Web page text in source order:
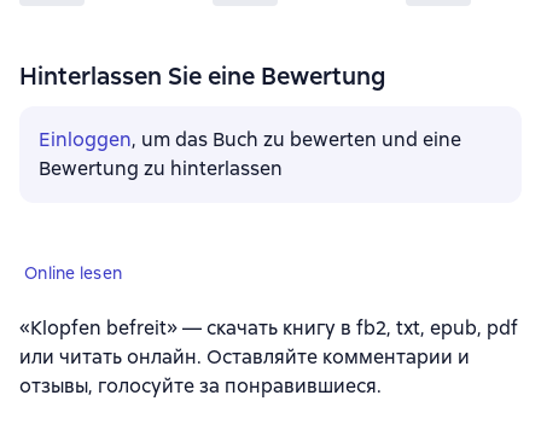
Hinterlassen Sie eine Bewertung
Einloggen, um das Buch zu bewerten und eine
Bewertung zu hinterlassen
Online lesen
«Klopfen befreit» — скачать книгу в fb2, txt, epub, pdf
или читать онлайн. Оставляйте комментарии и
отзывы, голосуйте за понравившиеся.